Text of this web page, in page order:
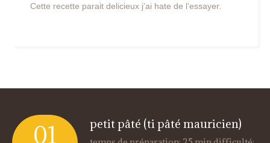
Cette recette parait delicieux j’ai hate de l’essayer.
01 petit pâté (ti pâté mauricien)